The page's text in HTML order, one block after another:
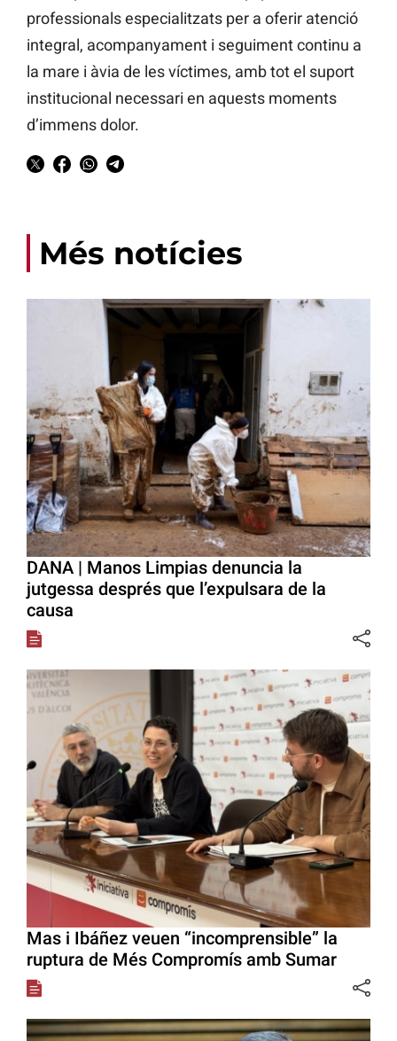
professionals especialitzats per a oferir atenció
integral, acompanyament i seguiment continu a
la mare i àvia de les víctimes, amb tot el suport
institucional necessari en aquests moments
d’immens dolor.
Més notícies
DANA | Manos Limpias denuncia la
jutgessa després que l’expulsara de la
causa
Mas i Ibáñez veuen “incomprensible” la
ruptura de Més Compromís amb Sumar